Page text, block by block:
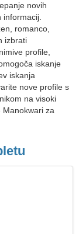
novih
romanco,
izbrati
profile,
iskanje
iskanja
nove profile s
na visoki
Manokwari za